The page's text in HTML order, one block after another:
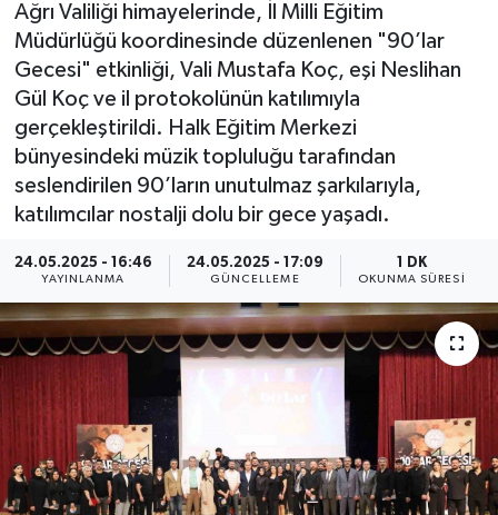
Ağrı Valiliği himayelerinde, İl Milli Eğitim
Müdürlüğü koordinesinde düzenlenen "90’lar
Gecesi" etkinliği, Vali Mustafa Koç, eşi Neslihan
Gül Koç ve il protokolünün katılımıyla
gerçekleştirildi. Halk Eğitim Merkezi
bünyesindeki müzik topluluğu tarafından
seslendirilen 90’ların unutulmaz şarkılarıyla,
katılımcılar nostalji dolu bir gece yaşadı.
24.05.2025 - 16:46
YAYINLANMA
24.05.2025 - 17:09
GÜNCELLEME
1 DK
OKUNMA SÜRESI
KÜLTÜR-SANAT-MAGAZİN
MEDYA
ÖZEL HABER
RÖPORTAJLAR
SİYASET
GÜNCEL
SPOR
YAŞAM
Son Dakika Haberleri
Haber Arşivi